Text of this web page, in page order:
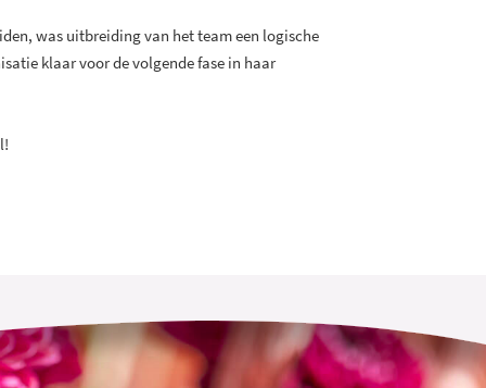
was uitbreiding van het team een logische
klaar voor de volgende fase in haar